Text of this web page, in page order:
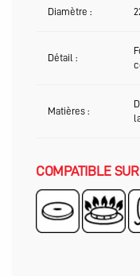
Diamètre :
Détail :
Matières :
COMPATIBLE